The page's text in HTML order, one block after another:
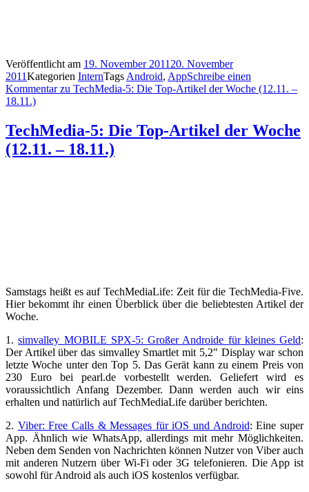
Veröffentlicht am 19. November 2011 20. November
2011Kategorien InternTags Android, AppSchreibe einen
Kommentarzu TechMedia-5: Die Top-Artikel der Woche (12.11. –
18.11.)
TechMedia-5: Die Top-Artikel der Woche
(12.11. – 18.11.)
Samstags heißt es auf TechMediaLife: Zeit für die TechMedia-Five.
Hier bekommt ihr einen Überblick über die beliebtesten Artikel der
Woche.
1.simvalley MOBILE SPX-5: Großer Androide für kleines Geld:
Der Artikel über das simvalley Smartlet mit 5,2″ Display war schon
letzte Woche unter den Top 5. Das Gerät kann zu einem Preis von
230 Euro bei pearl.de vorbestellt werden. Geliefert wird es
voraussichtlich Anfang Dezember. Dann werden auch wir eins
erhalten und natürlich auf TechMediaLife darüber berichten.
2. Viber: Free Calls & Messages für iOS und Android: Eine super
App. Ähnlich wie WhatsApp, allerdings mit mehr Möglichkeiten.
Neben dem Senden von Nachrichten können Nutzer von Viber auch
mit anderen Nutzern über Wi-Fi oder 3G telefonieren. Die App ist
sowohl für Android als auch iOS kostenlos verfügbar.